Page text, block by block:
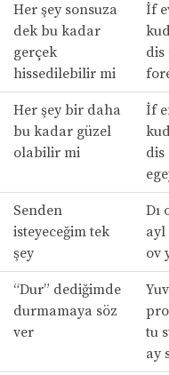
Her şey sonsuza
dek bu kadar
gerçek
hissedilebilir mi
İf
dis
Her şey bir daha
bu kadar güzel
olabilir mi
İf
dis
Senden
isteyeceğim tek
şey
Dı
ayl
ov
“Dur” dediğimde
durmamaya söz
ver
tu
ay